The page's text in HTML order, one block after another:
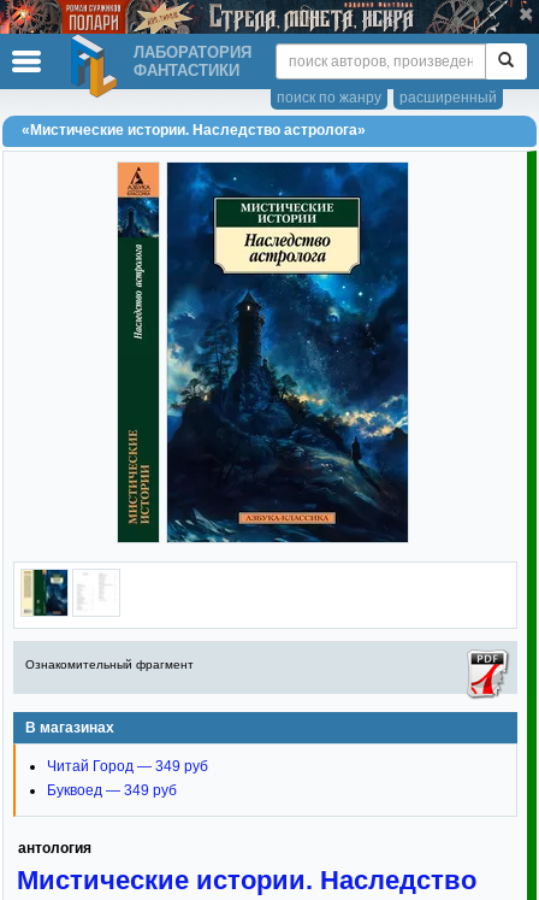
ЛАБОРАТОРИЯ
ФАНТАСТИКИ
расширенный
поиск по жанру
«Мистические истории. Наследство астролога»
Ознакомительный фрагмент
В магазинах
Читай Город — 349 руб
Буквоед — 349 руб
антология
Мистические истории. Наследство